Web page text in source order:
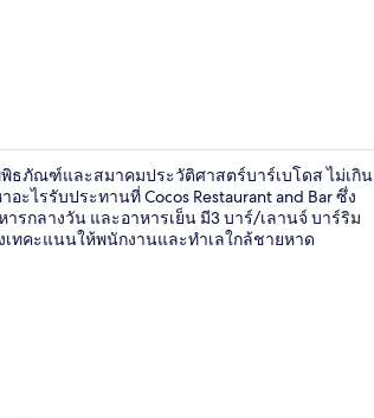
พิพิธภัณฑ์และสมาคมประวัติศาสตร์บาร์เบโดส ไม่เกิน
ไรรับประทานที่ Cocos Restaurant and Bar ซึ่ง
รกลางวัน และอาหารเย็น มี3 บาร์/เลานจ์ บาร์ริม
ทคะแนนให้พนักงานและทำเลใกล้ชายหาด